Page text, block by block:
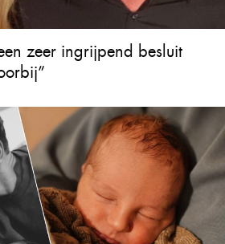
zeer ingrijpend besluit